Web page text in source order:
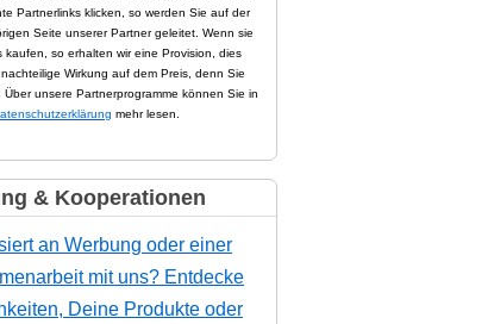
Partnerlinks klicken, so werden Sie auf der
Seite unserer Partner geleitet. Wenn sie
kaufen, so erhalten wir eine Provision, dies
Wirkung auf dem Preis, denn Sie
Über unsere Partnerprogramme können Sie in
mehr lesen.
& Kooperationen
an Werbung oder einer
mit uns? Entdecke
Deine Produkte oder